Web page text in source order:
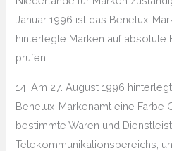
Januar 1996 ist das Benelux-
hinterlegte Marken auf absolute
prüfen.
14. Am 27. August 1996
Benelux-Markenamt eine Farbe
bestimmte Waren und
Telekommunikationsbereichs,